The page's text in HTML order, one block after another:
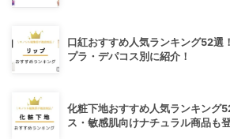
口紅おすすめ人気ランキング52選
プラ・デパコス別に紹介！
化粧下地おすすめ人気ランキング
ス・敏感肌向けナチュラル商品も